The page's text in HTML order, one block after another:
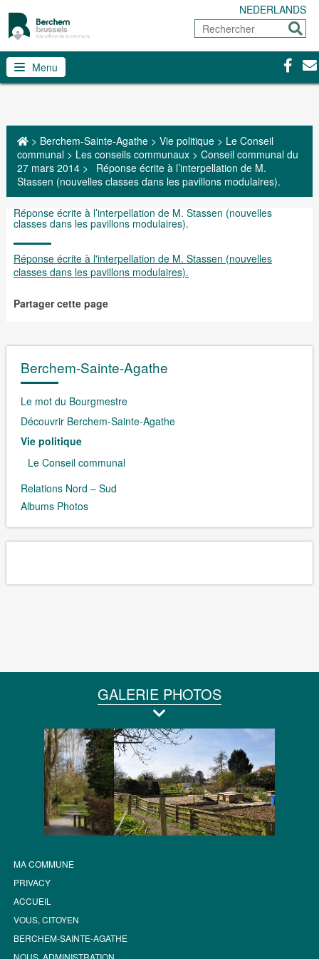
NEDERLANDS
Rechercher
Menu
> Berchem-Sainte-Agathe> Vie politique> Le Conseil
communal> Les conseils communaux> Conseil communal du
27 mars 2014>
Réponse écrite à l’interpellation de M.
Stassen (nouvelles classes dans les pavillons modulaires).
Réponse écrite à l’interpellation de M. Stassen (nouvelles
classes dans les pavillons modulaires).
Réponse écrite à l'interpellation de M. Stassen (nouvelles
classes dans les pavillons modulaires).
Partager cette page
Berchem-Sainte-Agathe
Le mot du Bourgmestre
Découvrir Berchem-Sainte-Agathe
Vie politique
Le Conseil communal
Relations Nord – Sud
Albums Photos
GALERIE PHOTOS
MA COMMUNE
PRIVACY
ACCUEIL
VOUS, CITOYEN
BERCHEM-SAINTE-AGATHE
NOUS, ADMINISTRATION